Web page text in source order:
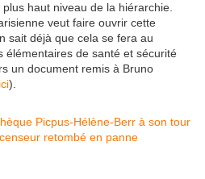
haut niveau de la hiérarchie
veut faire ouvrir cette
sait déjà que cela se fera au
élémentaires de santé et sécurité
un document remis à Bruno
).